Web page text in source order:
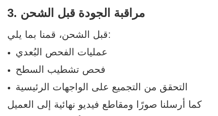
3. مراقبة الجودة قبل الشحن
قبل الشحن، قمنا بما يلي:
عمليات الفحص البُعدي
فحص تشطيب السطح
التحقق من التجميع على الواجهات الرئيسية
كما أرسلنا صورًا ومقاطع فيديو نهائية إلى العميل